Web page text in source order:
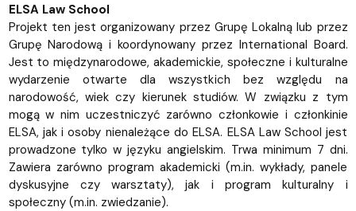
ELSA Law School
Projekt ten jest organizowany przez Grupę Lokalną lub przez
Grupę Narodową i koordynowany przez International Board.
Jest to międzynarodowe, akademickie, społeczne i kulturalne
wydarzenie otwarte dla wszystkich bez względu na
narodowość, wiek czy kierunek studiów. W związku z tym
mogą w nim uczestniczyć zarówno członkowie i członkinie
ELSA, jak i osoby nienależące do ELSA. ELSA Law School jest
prowadzone tylko w języku angielskim. Trwa minimum 7 dni.
Zawiera zarówno program akademicki (m.in. wykłady, panele
dyskusyjne czy warsztaty), jak i program kulturalny i
społeczny (m.in. zwiedzanie).